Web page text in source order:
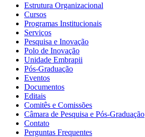
Estrutura Organizacional
Cursos
Programas Institucionais
Serviços
Pesquisa e Inovação
Polo de Inovação
Unidade Embrapii
Pós-Graduação
Eventos
Documentos
Editais
Comitês e Comissões
Câmara de Pesquisa e Pós-Graduação
Contato
Perguntas Frequentes